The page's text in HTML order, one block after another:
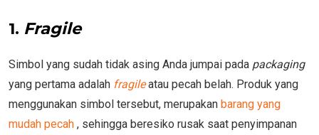
1. Fragile
Simbol yang sudah tidak asing Anda jumpai pada packaging
yang pertama adalah fragile atau pecah belah. Produk yang
menggunakan simbol tersebut, merupakan barang yang
mudah pecah , sehingga beresiko rusak saat penyimpanan